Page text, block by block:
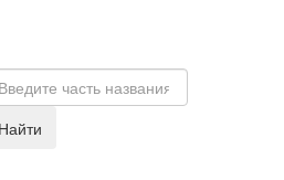
Найти